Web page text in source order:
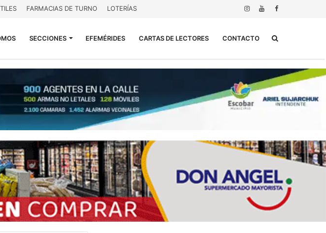
FARMACIAS DE TURNO LOTERÍAS
SECCIONES EFEMÉRIDES CARTAS DE LECTORES CONTACTO